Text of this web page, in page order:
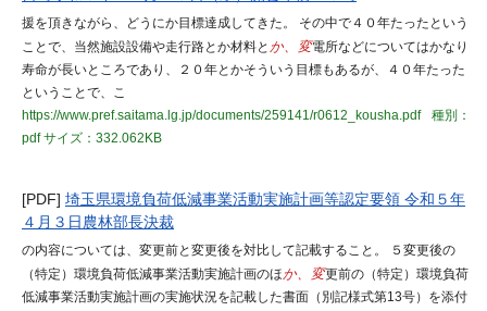
援を頂きながら、どうにか目標達成してきた。 その中で４０年たったという
ことで、当然施設設備や走行路とか材料と か、変電所などについてはかなり
寿命が長いところであり、２０年とかそういう目標もあるが、４０年たった
ということで、こ
https://www.pref.saitama.lg.jp/documents/259141/r0612_kousha.pdf
種別：
pdfサイズ：332.062KB
[PDF] 埼玉県環境負荷低減事業活動実施計画等認定要領 令和５年
４月３日農林部長決裁
の内容については、変更前と変更後を対比して記載すること。 ５変更後の
（特定）環境負荷低減事業活動実施計画のほか、変更前の（特定）環境負荷
低減事業活動実施計画の実施状況を記載した書面（別記様式第13号）を添付